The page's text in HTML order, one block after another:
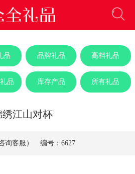
品 品牌礼品 高档礼品
品 库存产品 所有礼品
绣江山对杯
询客服） 编号：6627